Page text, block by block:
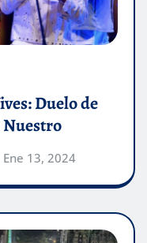
Duelo de
Nuestro
Ene 13, 2024